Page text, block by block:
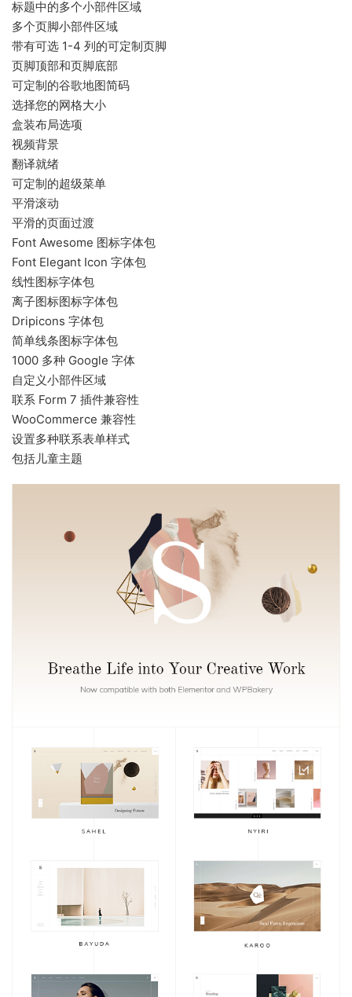
标题中的多个小部件区域
多个页脚小部件区域
带有可选 1-4 列的可定制页脚
页脚顶部和页脚底部
可定制的谷歌地图简码
选择您的网格大小
盒装布局选项
视频背景
翻译就绪
可定制的超级菜单
平滑滚动
平滑的页面过渡
Font Awesome 图标字体包
Font Elegant Icon 字体包
线性图标字体包
离子图标图标字体包
Dripicons 字体包
简单线条图标字体包
1000 多种 Google 字体
自定义小部件区域
联系 Form 7 插件兼容性
WooCommerce 兼容性
设置多种联系表单样式
包括儿童主题